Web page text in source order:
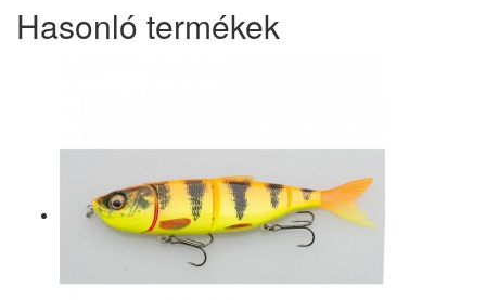
Hasonló termékek